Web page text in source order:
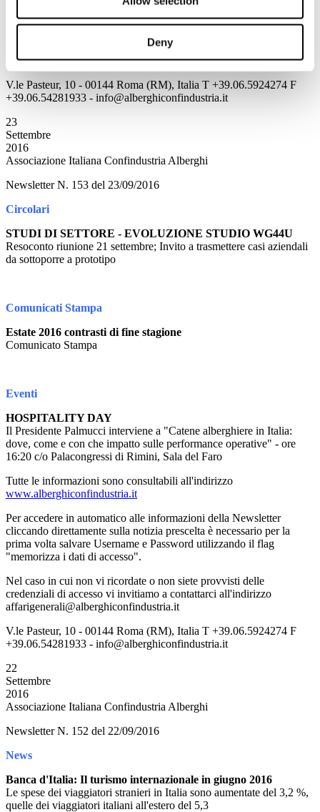
Deny
credenziali di accesso vi invitiamo a contattarci all'indirizzo
affarigenerali@alberghiconfindustria.it
V.le Pasteur, 10 - 00144 Roma (RM), Italia T +39.06.5924274 F
+39.06.54281933 - info@alberghiconfindustria.it
23
Settembre
2016
Associazione Italiana Confindustria Alberghi
Newsletter N. 153 del 23/09/2016
Circolari
STUDI DI SETTORE - EVOLUZIONE STUDIO WG44U
Resoconto riunione 21 settembre; Invito a trasmettere casi aziendali
da sottoporre a prototipo
Comunicati Stampa
Estate 2016 contrasti di fine stagione
Comunicato Stampa
Eventi
HOSPITALITY DAY
Il Presidente Palmucci interviene a "Catene alberghiere in Italia:
dove, come e con che impatto sulle performance operative" - ore
16:20 c/o Palacongressi di Rimini, Sala del Faro
Tutte le informazioni sono consultabili all'indirizzo
www.alberghiconfindustria.it
Per accedere in automatico alle informazioni della Newsletter
cliccando direttamente sulla notizia prescelta è necessario per la
prima volta salvare Username e Password utilizzando il flag
"memorizza i dati di accesso".
Nel caso in cui non vi ricordate o non siete provvisti delle
credenziali di accesso vi invitiamo a contattarci all'indirizzo
affarigenerali@alberghiconfindustria.it
V.le Pasteur, 10 - 00144 Roma (RM), Italia T +39.06.5924274 F
+39.06.54281933 - info@alberghiconfindustria.it
22
Settembre
2016
Associazione Italiana Confindustria Alberghi
Newsletter N. 152 del 22/09/2016
News
Banca d'Italia: Il turismo internazionale in giugno 2016
Le spese dei viaggiatori stranieri in Italia sono aumentate del 3,2 %,
quelle dei viaggiatori italiani all'estero del 5,3